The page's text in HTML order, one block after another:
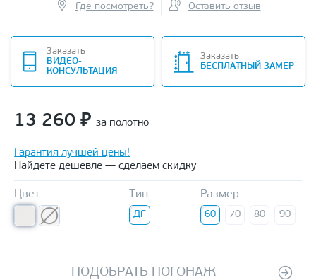
Где посмотреть? Оставить отзыв
Заказать
ВИДЕО-
КОНСУЛЬТАЦИЯ
Заказать
БЕСПЛАТНЫЙ ЗАМЕР
13 260 ₽ за полотно
Гарантия лучшей цены!
Найдете дешевле — сделаем скидку
Цвет Тип
ДГ
Размер
60 70 80 90
ПОДОБРАТЬ ПОГОНАЖ